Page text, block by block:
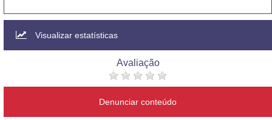
Visualizar estatísticas
Avaliação
Denunciar conteúdo